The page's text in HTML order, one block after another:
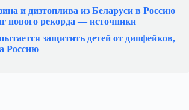
и дизтоплива из Беларуси в Россию
нового рекорда — источники
защитить детей от дипфейков,
Россию